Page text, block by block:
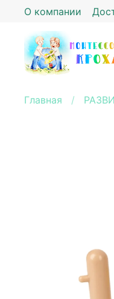
О компании
Главная